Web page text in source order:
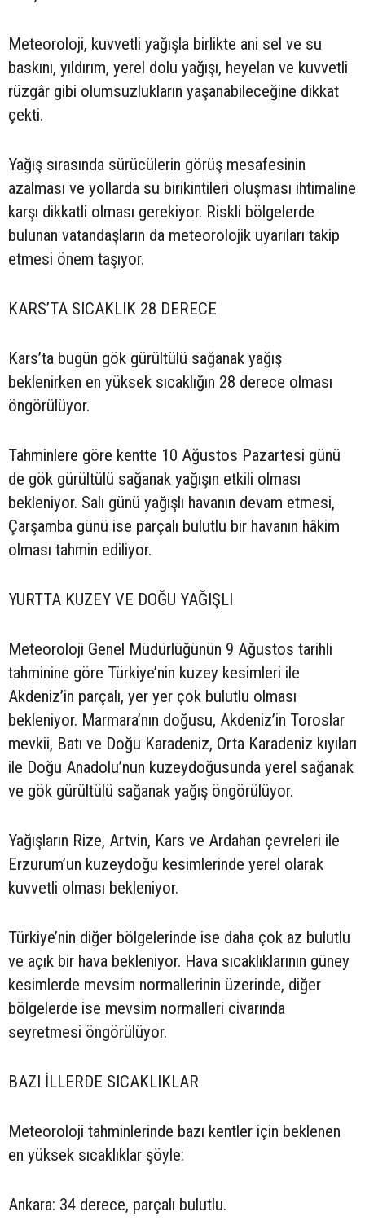
Meteoroloji, kuvvetli yağışla birlikte ani sel ve su
baskını, yıldırım, yerel dolu yağışı, heyelan ve kuvvetli
rüzgâr gibi olumsuzlukların yaşanabileceğine dikkat
çekti.
Yağış sırasında sürücülerin görüş mesafesinin
azalması ve yollarda su birikintileri oluşması ihtimaline
karşı dikkatli olması gerekiyor. Riskli bölgelerde
bulunan vatandaşların da meteorolojik uyarıları takip
etmesi önem taşıyor.
KARS’TA SICAKLIK 28 DERECE
Kars’ta bugün gök gürültülü sağanak yağış
beklenirken en yüksek sıcaklığın 28 derece olması
öngörülüyor.
Tahminlere göre kentte 10 Ağustos Pazartesi günü
de gök gürültülü sağanak yağışın etkili olması
bekleniyor. Salı günü yağışlı havanın devam etmesi,
Çarşamba günü ise parçalı bulutlu bir havanın hâkim
olması tahmin ediliyor.
YURTTA KUZEY VE DOĞU YAĞIŞLI
Meteoroloji Genel Müdürlüğünün 9 Ağustos tarihli
tahminine göre Türkiye’nin kuzey kesimleri ile
Akdeniz’in parçalı, yer yer çok bulutlu olması
bekleniyor. Marmara’nın doğusu, Akdeniz’in Toroslar
mevkii, Batı ve Doğu Karadeniz, Orta Karadeniz kıyıları
ile Doğu Anadolu’nun kuzeydoğusunda yerel sağanak
ve gök gürültülü sağanak yağış öngörülüyor.
Yağışların Rize, Artvin, Kars ve Ardahan çevreleri ile
Erzurum’un kuzeydoğu kesimlerinde yerel olarak
kuvvetli olması bekleniyor.
Türkiye’nin diğer bölgelerinde ise daha çok az bulutlu
ve açık bir hava bekleniyor. Hava sıcaklıklarının güney
kesimlerde mevsim normallerinin üzerinde, diğer
bölgelerde ise mevsim normalleri civarında
seyretmesi öngörülüyor.
BAZI İLLERDE SICAKLIKLAR
Meteoroloji tahminlerinde bazı kentler için beklenen
en yüksek sıcaklıklar şöyle:
Ankara: 34 derece, parçalı bulutlu.